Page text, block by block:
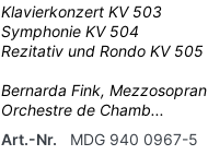
Klavierkonzert KV 503
Symphonie KV 504
Rezitativ und Rondo KV 505
Bernarda Fink, Mezzosopran
Orchestre de Chamb...
Art.-Nr.
MDG 940 0967-5